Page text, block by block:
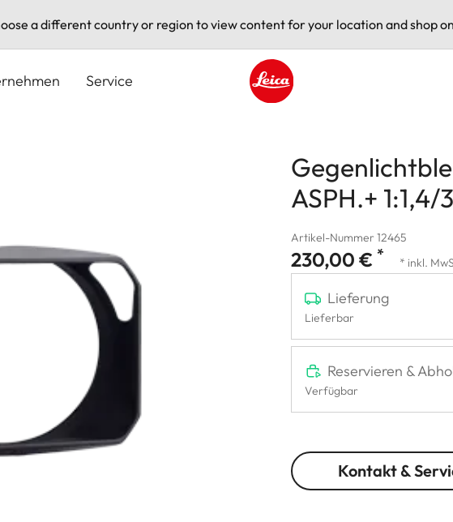
a different country or region to view content for your location and shop
Service
ASPH.+ 1:1,4/
Artikel-Nummer 12465
230,00 € * * inkl.
Lieferung
Lieferbar
Reservieren &
Verfügbar
Kontakt &